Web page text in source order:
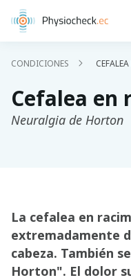
CONDICIONES
Cefalea en
Neuralgia de Horton
La cefalea en
extremadamente
cabeza. También
Horton". El dolor